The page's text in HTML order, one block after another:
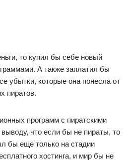
то купил бы себе новый
А также заплатил бы
убытки, которые она понесла от
пиратов.
программ с пиратскими
что если бы не пираты, то
бы еще только на стадии
хостинга, и мир бы не